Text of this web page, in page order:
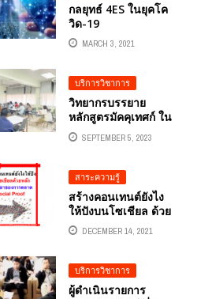
กลยุทธ์ 4ES ในยุคโค
วิด-19
MARCH 3, 2021
บริการวิชาการ
วิทยากรบรรยาย
หลักสูตรมัคคุเทศก์ ใน
หัวข้อ “ติดอาวุธลับ
เครื่องมือออนไลน์
วิถีใหม่” และหัวข้อ
“ยิงแอด แซทกระจาย
สร้างเงินล้านกับธุรกิจ
ท่องเที่ยว”
SEPTEMBER 5, 2023
สาระความรู้
สร้างคอนเทนต์ยังไง
ให้ปังบนโซเชียล ด้วย
หลักจิตวิทยาของการ
ตลาด SOCIAL
DECEMBER 14, 2021
บริการวิชาการ
ผู้ดำเนินรายการ
เพื่อการค้าระหว่าง
นรัก ธวัชชัย สุขสีดา
01:14